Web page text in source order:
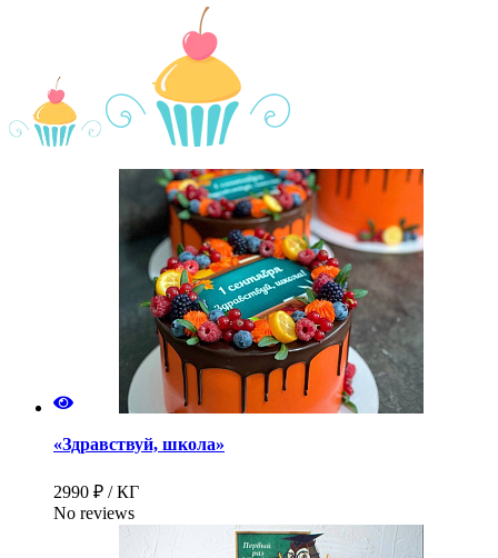
«Здравствуй, школа»
2990 ₽ / КГ
No reviews